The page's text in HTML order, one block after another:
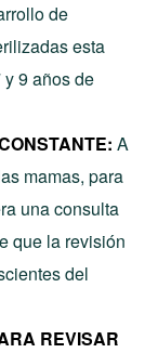
de
esta
9 años de
A
mamas, para
una consulta
que la revisión
del
REVISAR